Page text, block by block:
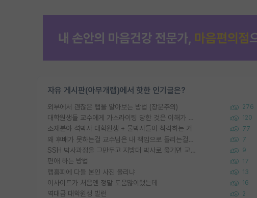
자유 게시판(아무개랩)에서 핫한 인기글은?
외부에서 괜찮은 랩을 알아보는 방법 (장문주의) 276
대학원생들 교수에게 가스라이팅 당한 것은 이해가 갑니다. 안타깝네요. 120
소재분야 석박사 대학원생 + 물박사들이 착각하는 거 77
왜 후배가 못하는걸 교수님은 내 책임으로 돌리는걸까요? 7
SSH 박사과정을 그만두고 지방대 박사로 옮기면 교수의 꿈은 끝일까요? 9
편애 하는 방법 17
랩홈피에 다들 본인 사진 올리냐 13
이사이트가 처음엔 정말 도움많이됐는데 16
역대급 대학원생 빌런 2